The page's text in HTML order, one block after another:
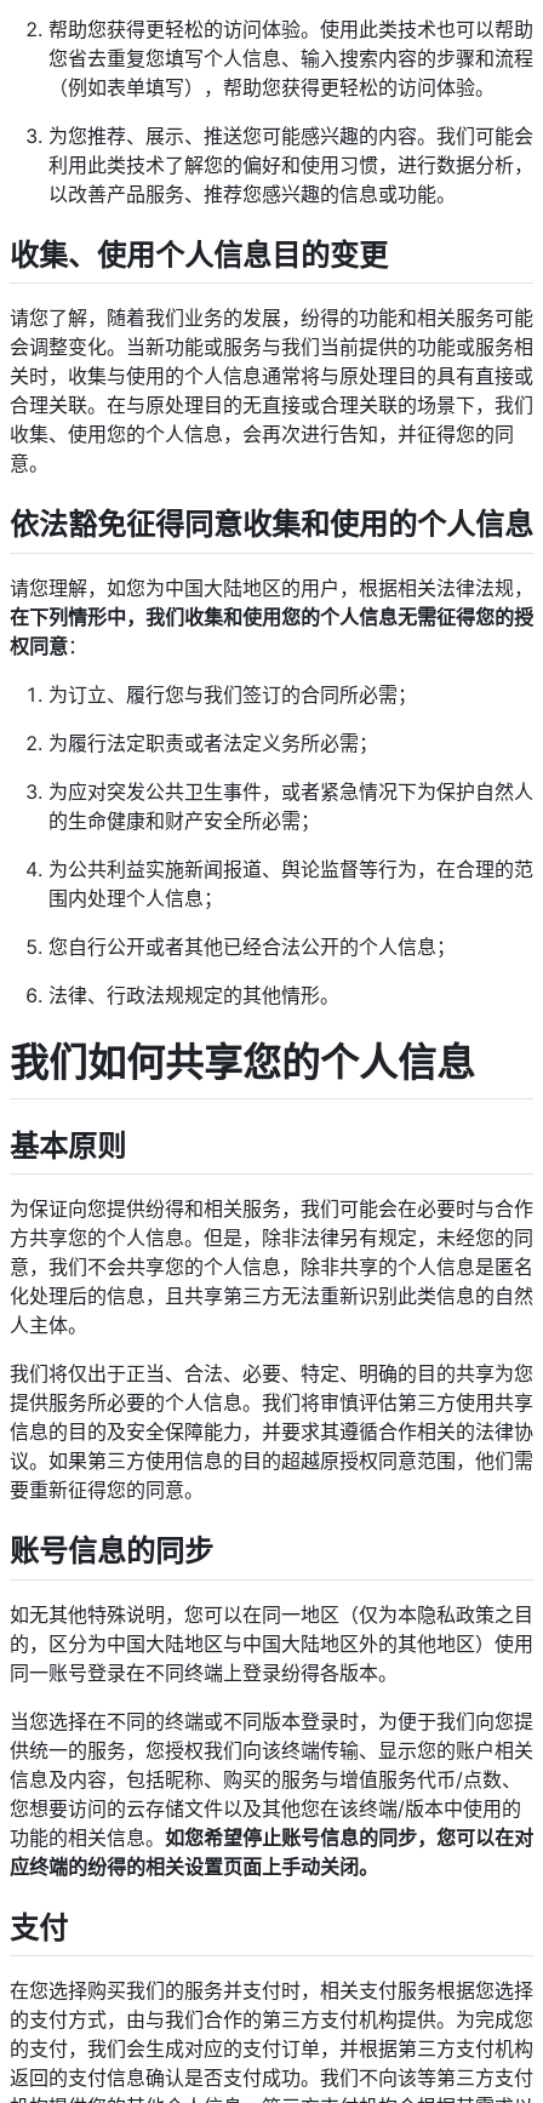
帮助您获得更轻松的访问体验。使用此类技术也可以帮助
您省去重复您填写个人信息、输入搜索内容的步骤和流程
（例如表单填写），帮助您获得更轻松的访问体验。
为您推荐、展示、推送您可能感兴趣的内容。我们可能会
利用此类技术了解您的偏好和使用习惯，进行数据分析，
以改善产品服务、推荐您感兴趣的信息或功能。
收集、使用个人信息目的变更
请您了解，随着我们业务的发展，纷得的功能和相关服务可能
会调整变化。当新功能或服务与我们当前提供的功能或服务相
关时，收集与使用的个人信息通常将与原处理目的具有直接或
合理关联。在与原处理目的无直接或合理关联的场景下，我们
收集、使用您的个人信息，会再次进行告知，并征得您的同
意。
依法豁免征得同意收集和使用的个人信息
请您理解，如您为中国大陆地区的用户，根据相关法律法规，
在下列情形中，我们收集和使用您的个人信息无需征得您的授
权同意：
为订立、履行您与我们签订的合同所必需；
为履行法定职责或者法定义务所必需；
为应对突发公共卫生事件，或者紧急情况下为保护自然人
的生命健康和财产安全所必需；
为公共利益实施新闻报道、舆论监督等行为，在合理的范
围内处理个人信息；
您自行公开或者其他已经合法公开的个人信息；
法律、行政法规规定的其他情形。
我们如何共享您的个人信息
基本原则
为保证向您提供纷得和相关服务，我们可能会在必要时与合作
方共享您的个人信息。但是，除非法律另有规定，未经您的同
意，我们不会共享您的个人信息，除非共享的个人信息是匿名
化处理后的信息，且共享第三方无法重新识别此类信息的自然
人主体。
我们将仅出于正当、合法、必要、特定、明确的目的共享为您
提供服务所必要的个人信息。我们将审慎评估第三方使用共享
信息的目的及安全保障能力，并要求其遵循合作相关的法律协
议。如果第三方使用信息的目的超越原授权同意范围，他们需
要重新征得您的同意。
账号信息的同步
如无其他特殊说明，您可以在同一地区（仅为本隐私政策之目
的，区分为中国大陆地区与中国大陆地区外的其他地区）使用
同一账号登录在不同终端上登录纷得各版本。
当您选择在不同的终端或不同版本登录时，为便于我们向您提
供统一的服务，您授权我们向该终端传输、显示您的账户相关
信息及内容，包括昵称、购买的服务与增值服务代币/点数、
您想要访问的云存储文件以及其他您在该终端/版本中使用的
功能的相关信息。 如您希望停止账号信息的同步，您可以在对
应终端的纷得的相关设置页面上手动关闭。
支付
在您选择购买我们的服务并支付时，相关支付服务根据您选择
的支付方式，由与我们合作的第三方支付机构提供。为完成您
的支付，我们会生成对应的支付订单，并根据第三方支付机构
返回的支付信息确认是否支付成功。我们不向该等第三方支付